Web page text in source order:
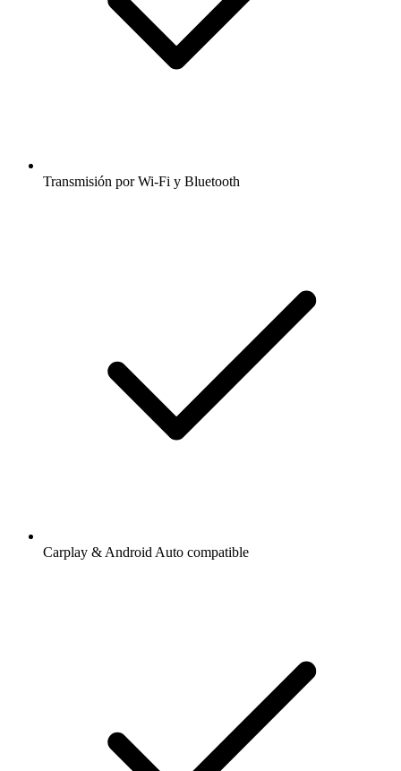
Transmisión por Wi-Fi y Bluetooth
Carplay & Android Auto compatible